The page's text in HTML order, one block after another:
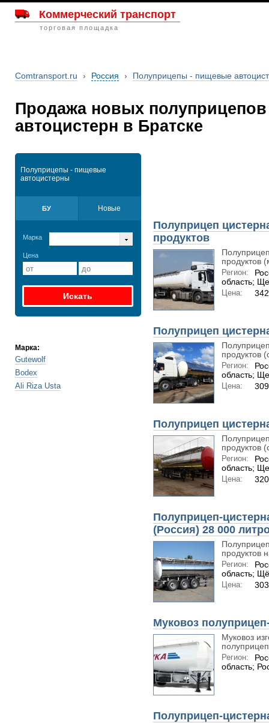
Коммерческий транспорт
торговая площадка
Comtransport.ru › Россия › Полуприцепы - пищевые
Продажа новых
автоцистерн в Братске
Полуприцепы - пищевые
автоцистерны
БУ Новые
Марка
Цена
Марка:
Gutewolf
Bodex
Ali Riza Usta
Полуприцеп
продуктов
продуктов
Регион:
область;
Цена:
Полуприцеп
продуктов
Регион:
область;
Цена:
Полуприцеп
продуктов
Регион:
область;
Цена:
Полуприцеп-
(Россия) 28 000
продуктов
Регион:
область;
Цена:
Муковоз
Муковоз
Регион:
область;
Полуприцеп-